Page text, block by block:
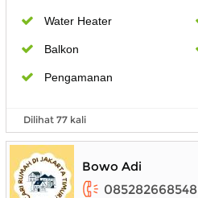
Water Heater
Balkon
Pengamanan
Dilihat 77 kali
Bowo Adi
085282668548